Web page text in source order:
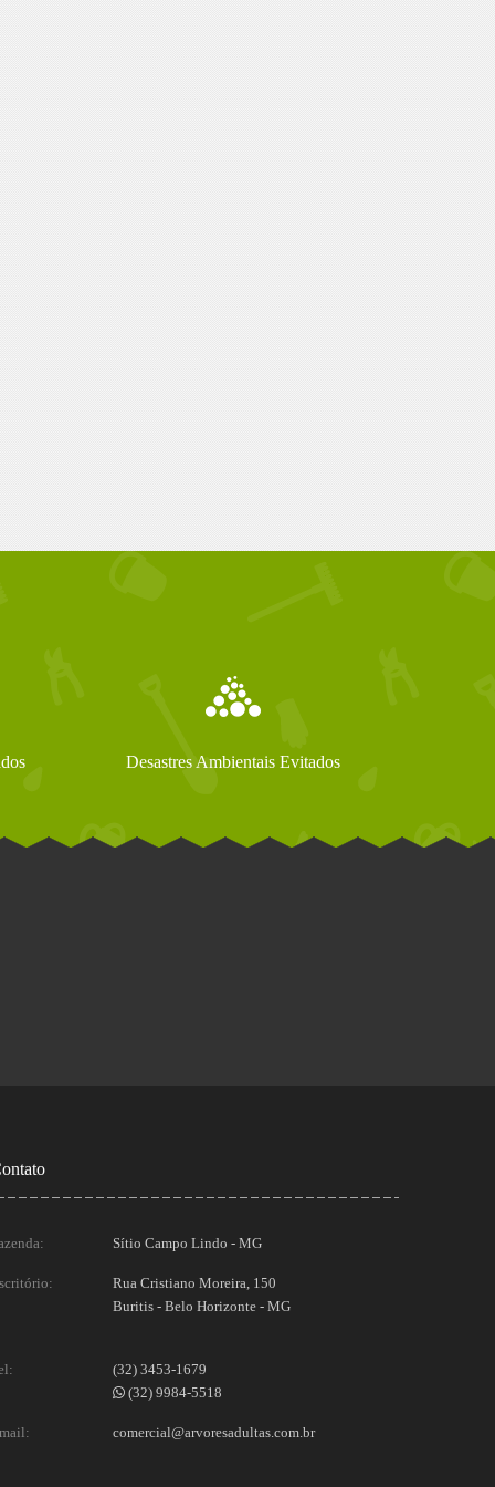
Desastres Ambientais Evitados
Sítio Campo Lindo - MG
Rua Cristiano Moreira, 150
Buritis - Belo Horizonte - MG
(32) 3453-1679
(32) 9984-5518
comercial@arvoresadultas.com.br